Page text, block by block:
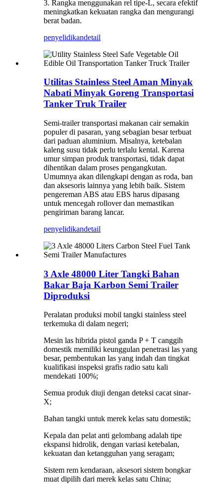
3. Rangka menggunakan rel tipe-L, secara efektif
meningkatkan kekuatan rangka dan mengurangi
berat badan.
penyelidikandetail
Utilitas Stainless Steel Aman Minyak
Nabati Minyak Goreng Transportasi
Tanker Truk Trailer
Semi-trailer transportasi makanan cair semakin
populer di pasaran, yang sebagian besar terbuat
dari paduan aluminium. Misalnya, ketebalan
kaleng susu tidak perlu terlalu kental. Karena
umur simpan produk transportasi, tidak dapat
dihentikan dalam proses pengangkutan.
Umumnya akan dilengkapi dengan as roda, ban
dan aksesoris lainnya yang lebih baik. Sistem
pengereman ABS atau EBS harus dipasang
untuk mencegah rollover dan memastikan
pengiriman barang lancar.
penyelidikandetail
3 Axle 48000 Liter Tangki Bahan
Bakar Baja Karbon Semi Trailer
Diproduksi
Peralatan produksi mobil tangki stainless steel
terkemuka di dalam negeri;
Mesin las hibrida pistol ganda P + T canggih
domestik memiliki keunggulan penetrasi las yang
besar, pembentukan las yang indah dan tingkat
kualifikasi inspeksi grafis radio satu kali
mendekati 100%;
Semua produk diuji dengan deteksi cacat sinar-
X;
Bahan tangki untuk merek kelas satu domestik;
Kepala dan pelat anti gelombang adalah tipe
ekspansi hidrolik, dengan variasi ketebalan,
kekuatan dan ketangguhan yang seragam;
Sistem rem kendaraan, aksesori sistem bongkar
muat dipilih dari merek kelas satu China;